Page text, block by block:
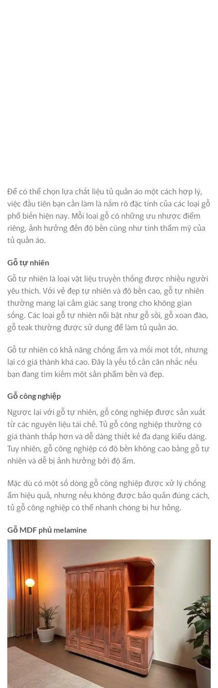
Để có thể chọn lựa chất liệu tủ quần áo một cách hợp lý,
việc đầu tiên bạn cần làm là nắm rõ đặc tính của các loại gỗ
phổ biến hiện nay. Mỗi loại gỗ có những ưu nhược điểm
riêng, ảnh hưởng đến độ bền cũng như tính thẩm mỹ của
tủ quần áo.
Gỗ tự nhiên
Gỗ tự nhiên là loại vật liệu truyền thống được nhiều người
yêu thích. Với vẻ đẹp tự nhiên và độ bền cao, gỗ tự nhiên
thường mang lại cảm giác sang trọng cho không gian
sống. Các loại gỗ tự nhiên nổi bật như gỗ sồi, gỗ xoan đào,
gỗ teak thường được sử dụng để làm tủ quần áo.
Gỗ tự nhiên có khả năng chống ẩm và mối mọt tốt, nhưng
lại có giá thành khá cao. Đây là yếu tố cần cân nhắc nếu
bạn đang tìm kiếm một sản phẩm bền và đẹp.
Gỗ công nghiệp
Ngược lại với gỗ tự nhiên, gỗ công nghiệp được sản xuất
từ các nguyên liệu tái chế. Tủ gỗ công nghiệp thường có
giá thành thấp hơn và dễ dàng thiết kế đa dạng kiểu dáng.
Tuy nhiên, gỗ công nghiệp có độ bền không cao bằng gỗ tự
nhiên và dễ bị ảnh hưởng bởi độ ẩm.
Mặc dù có một số dòng gỗ công nghiệp được xử lý chống
ẩm hiệu quả, nhưng nếu không được bảo quản đúng cách,
tủ gỗ công nghiệp có thể nhanh chóng bị hư hỏng.
Gỗ MDF phủ melamine